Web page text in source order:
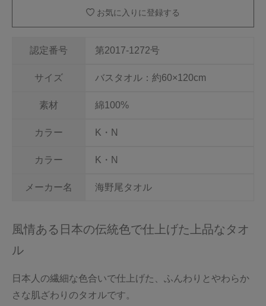
認定番号 第2017-1272号
サイズ バスタオル：約60×120cm
素材 綿100%
カラー K・N
カラー K・N
メーカー名 海野尾タオル
お気に入りに登録する
風情ある日本の伝統色で仕上げた上品なタオ
ル
日本人の繊細な色合いで仕上げた、ふんわりとやわらか
さな肌ざわりのタオルです。